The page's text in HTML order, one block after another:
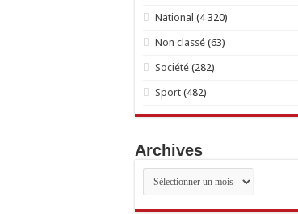
National (4 320)
Non classé(63)
Société(282)
Sport(482)
Archives
Archives